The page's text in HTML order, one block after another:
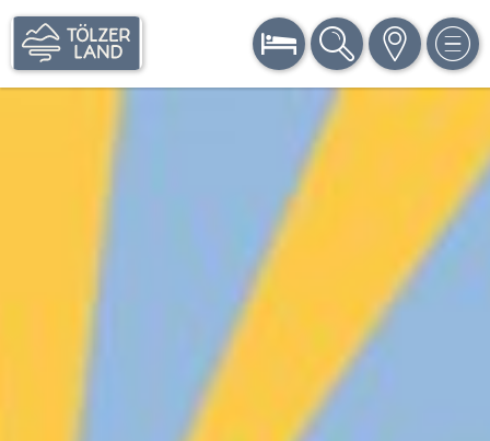
BUCHEN SUCHE KARTE MENÜ